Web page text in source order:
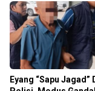
Eyang “Sapu Jagad”